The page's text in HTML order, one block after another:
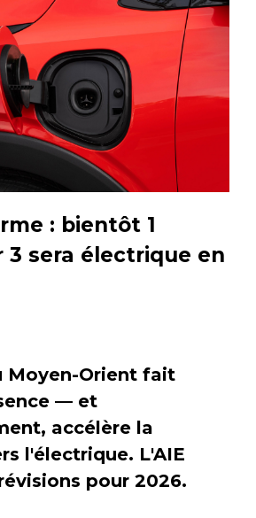
: bientôt 1
3 sera électrique en
Moyen-Orient fait
— et
accélère la
l'électrique. L'AIE
pour 2026.